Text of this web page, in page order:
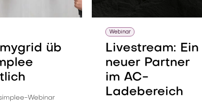
üb
Webinar
Webinar
Livestream: Ein
neuer Partner
im AC-
Ladebereich